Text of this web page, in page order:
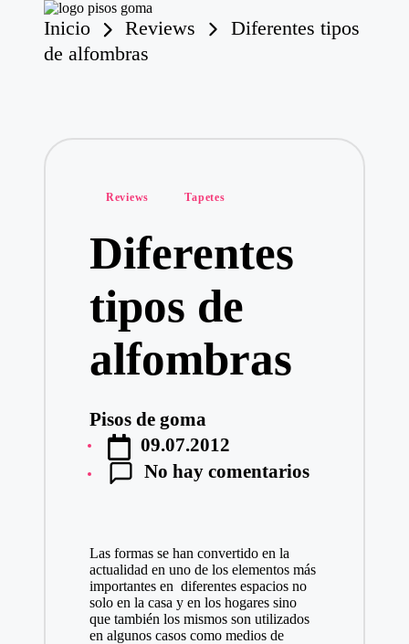
P
is
o
o
Inicio Reviews
Diferentes tipos
de alfombras
Publicado
Reviews Tapetes
Diferentes
tipos de
alfombras
Publicado
por
Pisos de goma
09.07.2012
No hay comentarios
Las formas se han convertido en la
actualidad en uno de los elementos más
importantes en diferentes espacios no
solo en la casa y en los hogares sino
que también los mismos son utilizados
en algunos casos como medios de